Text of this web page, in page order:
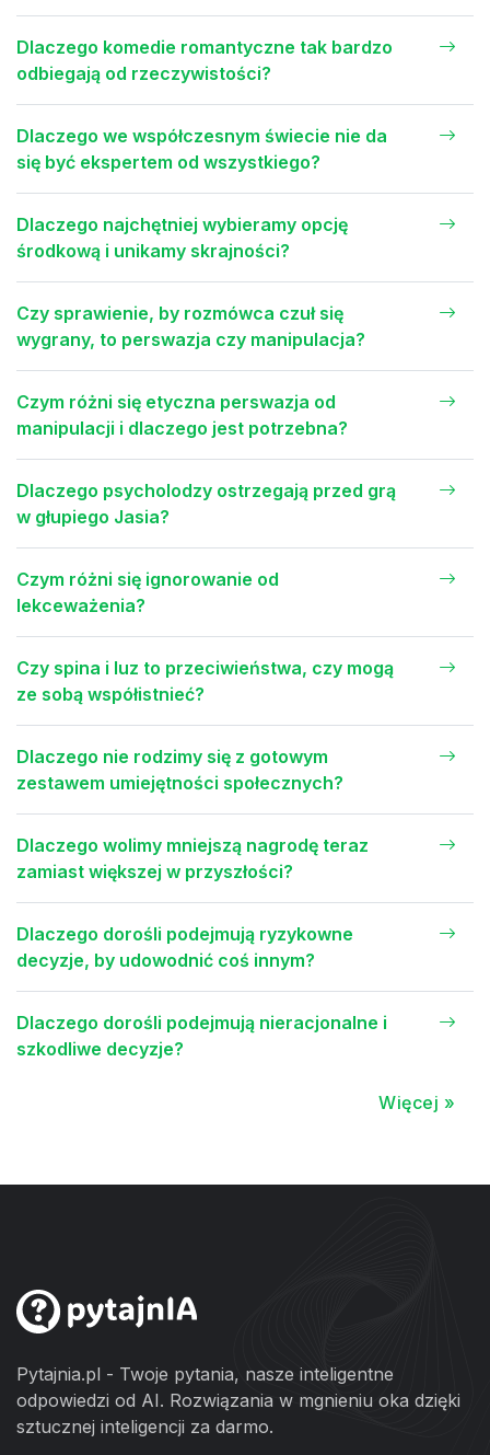
Dlaczego komedie romantyczne tak bardzo
odbiegają od rzeczywistości?
Dlaczego we współczesnym świecie nie da
się być ekspertem od wszystkiego?
Dlaczego najchętniej wybieramy opcję
środkową i unikamy skrajności?
Czy sprawienie, by rozmówca czuł się
wygrany, to perswazja czy manipulacja?
Czym różni się etyczna perswazja od
manipulacji i dlaczego jest potrzebna?
Dlaczego psycholodzy ostrzegają przed grą
w głupiego Jasia?
Czym różni się ignorowanie od
lekceważenia?
Czy spina i luz to przeciwieństwa, czy mogą
ze sobą współistnieć?
Dlaczego nie rodzimy się z gotowym
zestawem umiejętności społecznych?
Dlaczego wolimy mniejszą nagrodę teraz
zamiast większej w przyszłości?
Dlaczego dorośli podejmują ryzykowne
decyzje, by udowodnić coś innym?
Dlaczego dorośli podejmują nieracjonalne i
szkodliwe decyzje?
Więcej »
Pytajnia.pl - Twoje pytania, nasze inteligentne
odpowiedzi od AI. Rozwiązania w mgnieniu oka dzięki
sztucznej inteligencji za darmo.